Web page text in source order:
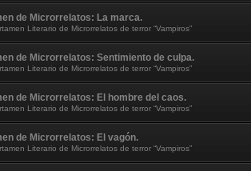
de Microrrelatos: La marca.
Literario de Microrrelatos de terror “Vampiros”
de Microrrelatos: Sentimiento de culpa.
Literario de Microrrelatos de terror “Vampiros”
de Microrrelatos: El hombre del caos.
Literario de Microrrelatos de terror “Vampiros”
de Microrrelatos: El vagón.
Literario de Microrrelatos de terror “Vampiros”